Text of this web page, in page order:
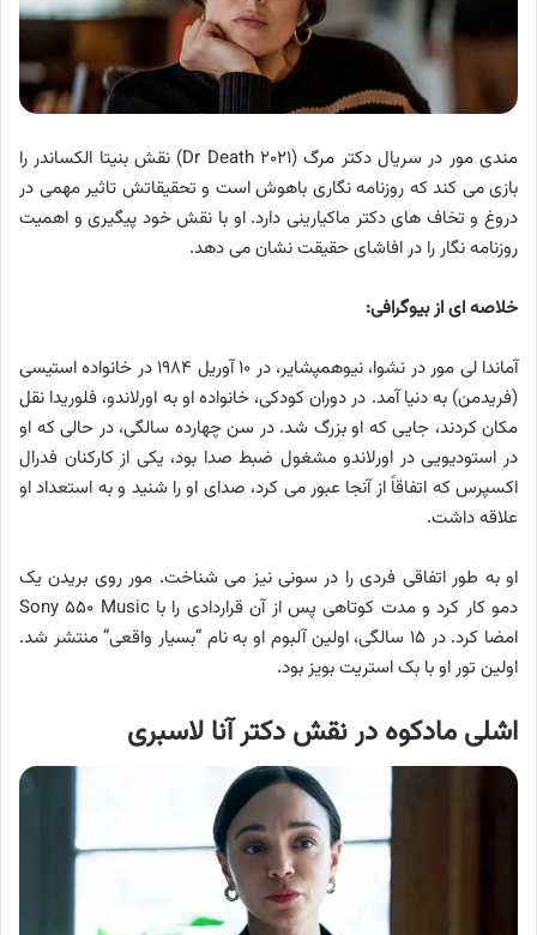
مندی مور در سریال دکتر مرگ (Dr Death ۲۰۲۱) نقش بنیتا الکساندر را
بازی می کند که روزنامه نگاری باهوش است و تحقیقاتش تاثیر مهمی در
دروغ و تخاف های دکتر ماکیارینی دارد. او با نقش خود پیگیری و اهمیت
روزنامه نگار را در افاشای حقیقت نشان می دهد.
خلاصه ای از بیوگرافی:
آماندا لی مور در نشوا، نیوهمپشایر، در ۱۰ آوریل ۱۹۸۴ در خانواده استیسی
(فریدمن) به دنیا آمد. در دوران کودکی، خانواده او به اورلاندو، فلوریدا نقل
مکان کردند، جایی که او بزرگ شد. در سن چهارده سالگی، در حالی که او
در استودیویی در اورلاندو مشغول ضبط صدا بود، یکی از کارکنان فدرال
اکسپرس که اتفاقاً از آنجا عبور می کرد، صدای او را شنید و به استعداد او
علاقه داشت.
او به طور اتفاقی فردی را در سونی نیز می شناخت. مور روی بریدن یک
دمو کار کرد و مدت کوتاهی پس از آن قراردادی را با Sony ۵۵۰ Music
امضا کرد. در ۱۵ سالگی، اولین آلبوم او به نام “بسیار واقعی” منتشر شد.
اولین تور او با بک استریت بویز بود.
اشلی مادکوه در نقش دکتر آنا لاسبری